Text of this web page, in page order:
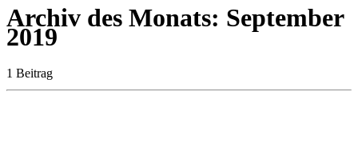
Archiv des Monats: September
2019
1 Beitrag